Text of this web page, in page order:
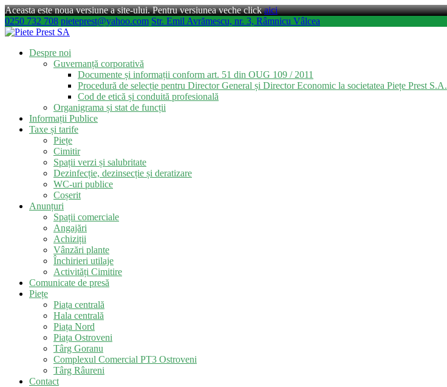
Aceasta este noua versiune a site-ului. Pentru versiunea veche clickaici
0250 732 708 pieteprest@yahoo.com Str. Emil Avrămescu, nr. 3, Râmnicu Vâlcea
Despre noi
Guvernanță corporativă
Documente și informații conform art. 51 din OUG 109 / 2011
Procedură de selecție pentru Director General și Director Economic la societatea Piețe Prest S.A.
Cod de etică și conduită profesională
Organigrama și stat de funcții
Informații Publice
Taxe și tarife
Piețe
Cimitir
Spații verzi și salubritate
Dezinfecție, dezinsecție și deratizare
WC-uri publice
Coșerit
Anunțuri
Spații comerciale
Angajări
Achiziții
Vânzări plante
Închirieri utilaje
Activități Cimitire
Comunicate de presă
Piețe
Piața centrală
Hala centrală
Piața Nord
Piața Ostroveni
Târg Goranu
Complexul Comercial PT3 Ostroveni
Târg Râureni
Contact